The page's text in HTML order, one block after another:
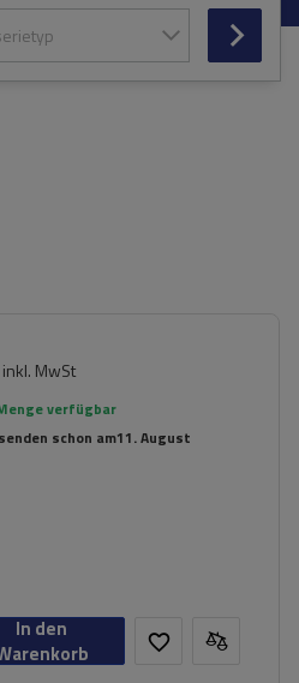
inkl. MwSt
verfügbar
schon am11. August
In den